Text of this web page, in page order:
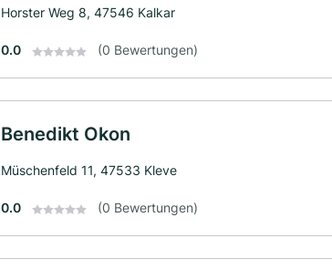
Horster Weg 8, 47546 Kalkar
0.0 (0 Bewertungen)
Benedikt Okon
Müschenfeld 11, 47533 Kleve
0.0 (0 Bewertungen)